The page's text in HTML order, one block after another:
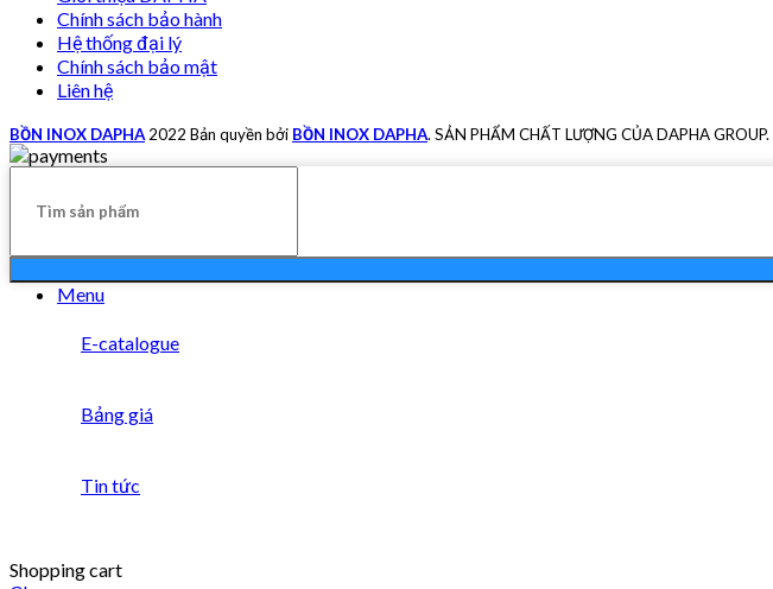
Chính sách bảo hành
Hệ thống đại lý
Chính sách bảo mật
Liên hệ
BỒN INOX DAPHA 2022 Bản quyền bởi BỒN INOX DAPHA. SẢN PHẨM CHẤT LƯỢNG CỦA DAPHA GROUP.
Menu
E-catalogue
Bảng giá
Tin tức
Shopping cart